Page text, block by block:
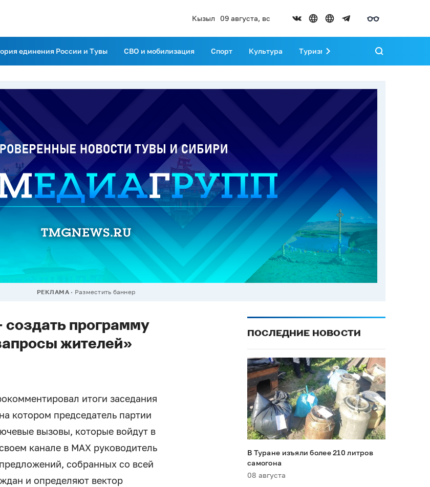
Кызыл 09 августа, вс
единения России и Тувы СВО и мобилизация Спорт Культура Туризм Развитие Тувы
РЕКЛАМА Разместить баннер
программу
жителей»
итоги заседания
котором председатель партии
вызовы, которые войдут в
канале в МАХ руководитель
собранных со всей
и определяют вектор
ПОСЛЕДНИЕ НОВОСТИ
В Туране изъяли более 210 литров
самогона
08 августа